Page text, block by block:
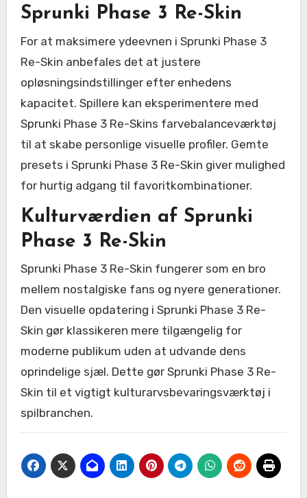
Sprunki Phase 3 Re-Skin
For at maksimere ydeevnen i Sprunki Phase 3
Re-Skin anbefales det at justere
opløsningsindstillinger efter enhedens
kapacitet. Spillere kan eksperimentere med
Sprunki Phase 3 Re-Skins farvebalanceværktøj
til at skabe personlige visuelle profiler. Gemte
presets i Sprunki Phase 3 Re-Skin giver mulighed
for hurtig adgang til favoritkombinationer.
Kulturværdien af Sprunki
Phase 3 Re-Skin
Sprunki Phase 3 Re-Skin fungerer som en bro
mellem nostalgiske fans og nyere generationer.
Den visuelle opdatering i Sprunki Phase 3 Re-
Skin gør klassikeren mere tilgængelig for
moderne publikum uden at udvande dens
oprindelige sjæl. Dette gør Sprunki Phase 3 Re-
Skin til et vigtigt kulturarvsbevaringsværktøj i
spilbranchen.